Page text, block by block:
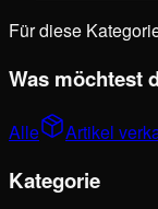
Für diese
Was möchtest
Alle Artikel
Kategorie